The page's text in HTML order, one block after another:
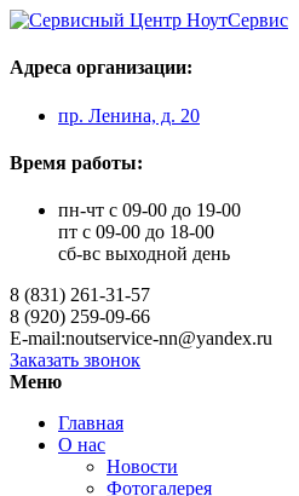
Адреса организации:
пр. Ленина, д. 20
Время работы:
пн-чт с 09-00 до 19-00
пт с 09-00 до 18-00
сб-вс выходной день
8 (831) 261-31-57
8 (920) 259-09-66
E-mail:noutservice-nn@yandex.ru
Заказать звонок
Меню
Главная
О нас
Новости
Фотогалерея